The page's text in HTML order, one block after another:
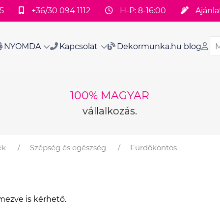
+36/30 094 1112 H-P: 8-16:00
NYOMDA Kapcsolat Dekormunka.hu blog
100% MAGYAR
vállalkozás.
Szépség és egészség Fürdőköntös
is kérhető.